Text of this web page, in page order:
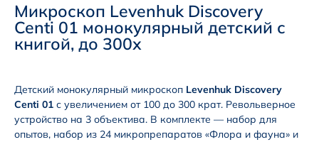
Микроскоп Levenhuk Discovery
Centi 01 монокулярный детский с
книгой, до 300х
Детский монокулярный микроскоп Levenhuk Discovery
Centi 01 с увеличением от 100 до 300 крат. Револьверное
устройство на 3 объектива. В комплекте — набор для
опытов, набор из 24 микропрепаратов «Флора и фауна» и